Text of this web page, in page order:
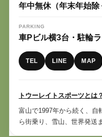
年中無休（年末年始除
PARKING
車Pビル横3台・駐輪
TEL LINE MAP
トウーレイトスポーツとは？
富山で1997年から続く、自
ら街乗り、雪山、世界発送